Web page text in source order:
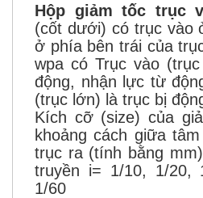
Hộp giảm tốc trục
(cốt dưới) có trục vào
ở phía bên trái của
wpa có Trục vào
động, nhận lực từ
(trục lớn) là trục bị
Kích cỡ (size) của
khoảng cách giữa
trục ra (tính bằng
truyền i= 1/10, 1/20,
1/60